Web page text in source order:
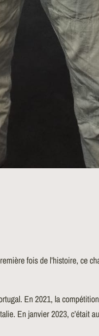
fois de l’histoire, ce
En 2021, la
En janvier 2023, c’était